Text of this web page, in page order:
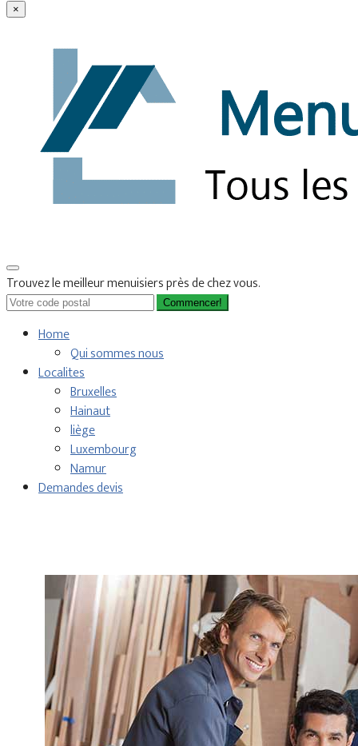
×
Trouvez le meilleur menuisiers près de chez vous.
Commencer!
Home
Qui sommes nous
Localites
Bruxelles
Hainaut
liège
Luxembourg
Namur
Demandes devis